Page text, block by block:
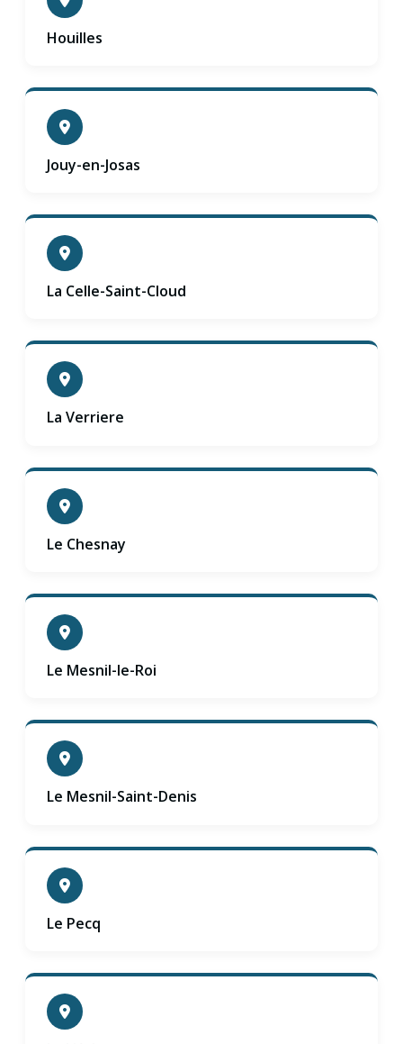
Houilles
Jouy-en-Josas
La Celle-Saint-Cloud
La Verriere
Le Chesnay
Le Mesnil-le-Roi
Le Mesnil-Saint-Denis
Le Pecq